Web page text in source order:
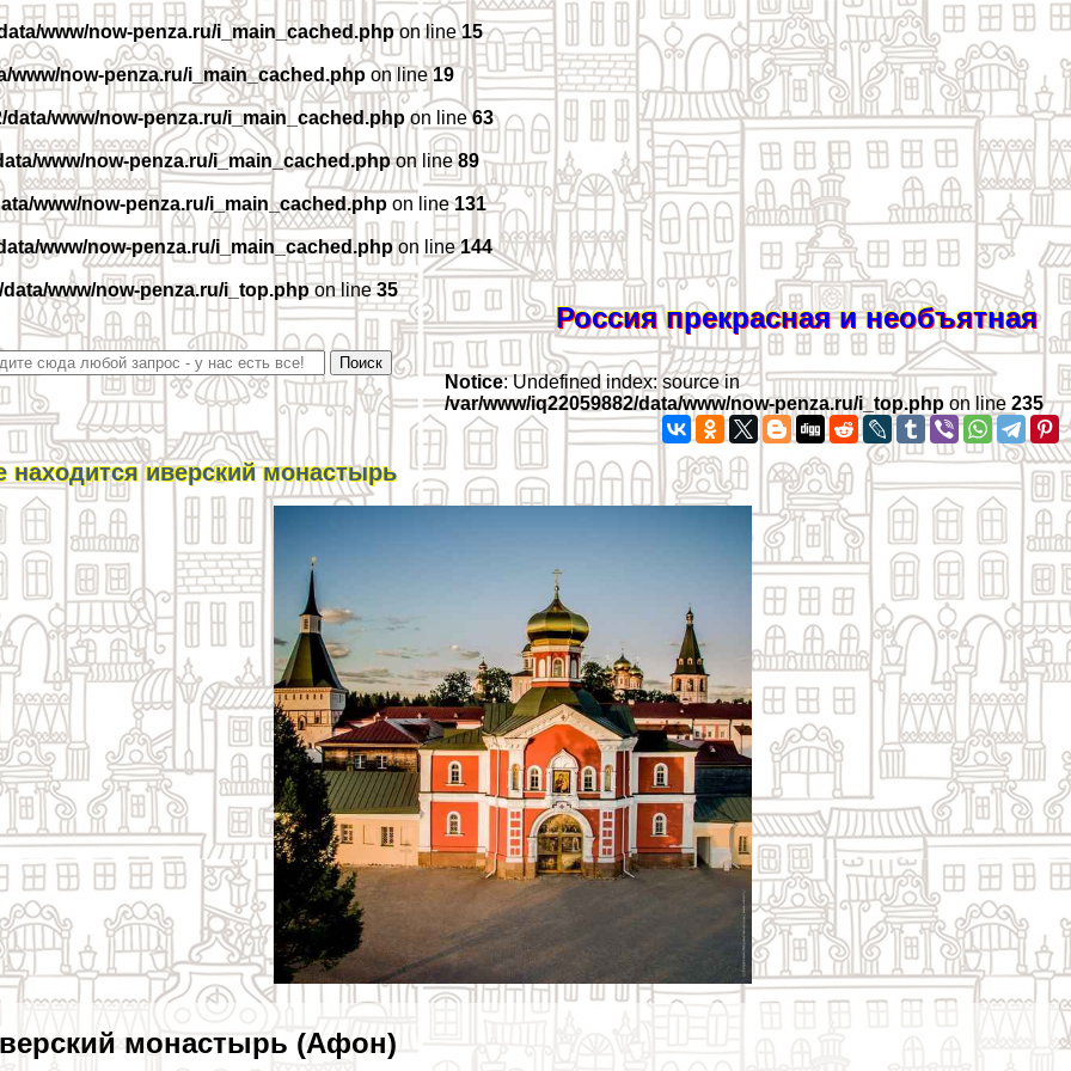
www/now-penza.ru/i_main_cached.phpon line15
www/now-penza.ru/i_main_cached.php on line19
data/www/now-penza.ru/i_main_cached.phpon line63
www/now-penza.ru/i_main_cached.phpon line89
www/now-penza.ru/i_main_cached.php on line131
www/now-penza.ru/i_main_cached.phpon line144
www/now-penza.ru/i_top.phpon line35
Россия прекрасная и необъятная
Notice: Undefined index: source in
/var/www/iq22059882/data/www/now-penza.ru/i_top.php on line235
находится иверский монастырь
монастырь (Афон)